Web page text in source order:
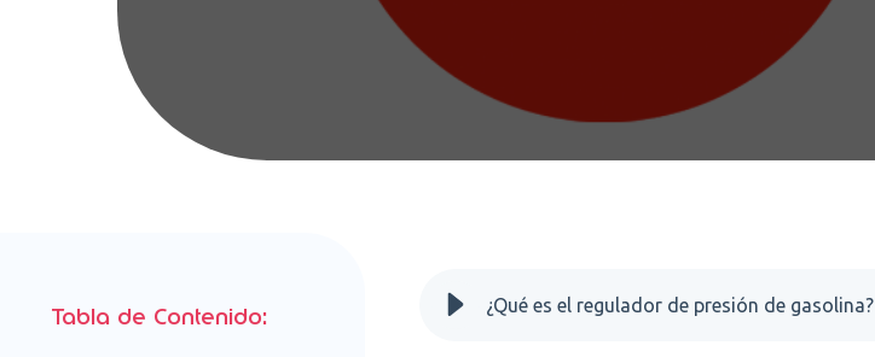
Tabla de Contenido: ¿Qué es el regulador de presión de gasolina?